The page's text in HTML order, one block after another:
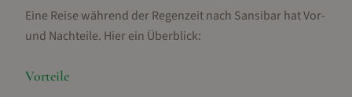
Eine Reise während der Regenzeit nach Sansibarhat Vor-
und Nachteile. Hier ein Überblick:
Vorteile